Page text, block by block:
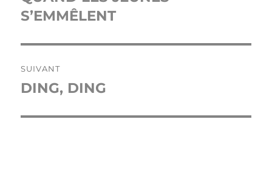
l’article
précédente :
S’EMMÊLENT
SUIVANT
Publication
DING, DING